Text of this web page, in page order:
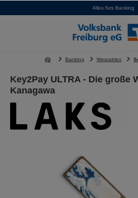
Alles fürs Banking
Banking Wearables
Key2Pay ULTRA - Die große
Kanagawa